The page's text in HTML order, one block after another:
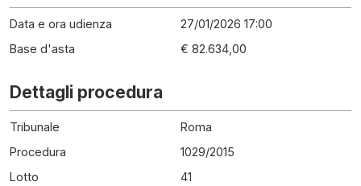
Data e ora udienza
27/01/2026 17:00
Base d'asta
€ 82.634,00
Dettagli procedura
Tribunale
Roma
Procedura
1029/2015
Lotto
41